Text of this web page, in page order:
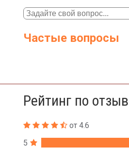
Частые вопросы
Рейтинг по
от 4.6
5